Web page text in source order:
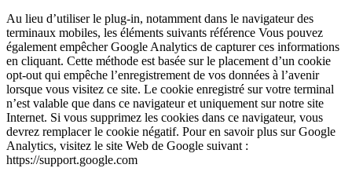
Au lieu d’utiliser le plug-in, notamment dans le navigateur des
terminaux mobiles, les éléments suivants référence Vous pouvez
également empêcher Google Analytics de capturer ces informations
en cliquant. Cette méthode est basée sur le placement d’un cookie
opt-out qui empêche l’enregistrement de vos données à l’avenir
lorsque vous visitez ce site. Le cookie enregistré sur votre terminal
n’est valable que dans ce navigateur et uniquement sur notre site
Internet. Si vous supprimez les cookies dans ce navigateur, vous
devrez remplacer le cookie négatif. Pour en savoir plus sur Google
Analytics, visitez le site Web de Google suivant :
https://support.google.com